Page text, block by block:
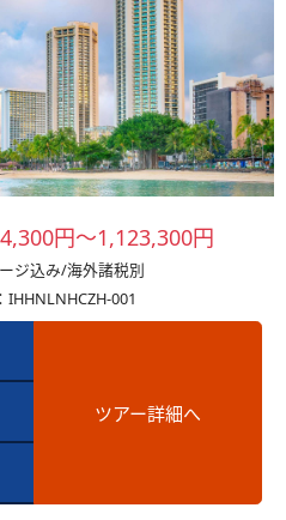
円～1,123,300円
ジ込み/海外諸税別
IHHNLNHCZH-001
ツアー詳細へ